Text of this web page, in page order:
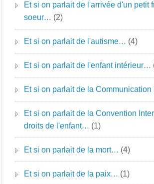
Et si on parlait de l'arrivée d'un petit
soeur… (2)
Et si on parlait de l'autisme… (4)
Et si on parlait de l'enfant intérieur…
Et si on parlait de la
Et si on parlait de la Convention
droits de l'enfant… (1)
Et si on parlait de la mort… (4)
Et si on parlait de la paix… (1)